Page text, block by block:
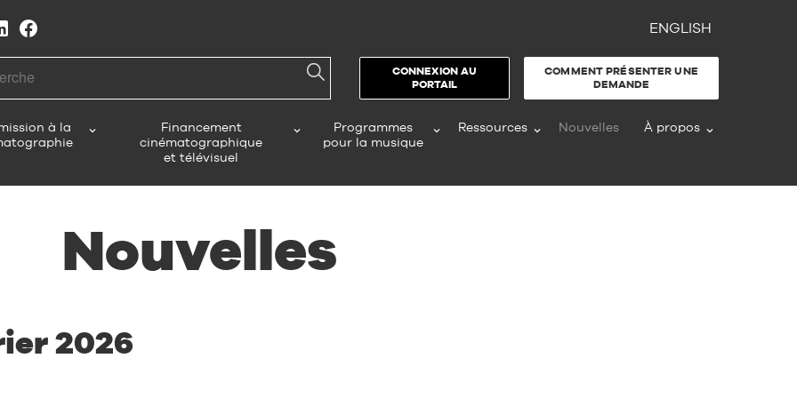
ENGLISH
CONNEXION AU
PORTAIL
COMMENT PRÉSENTER UNE
DEMANDE
à la
Financement
cinématographique
et télévisuel
Programmes
pour la musique
Ressources Nouvelles À propos
Nouvelles
2026